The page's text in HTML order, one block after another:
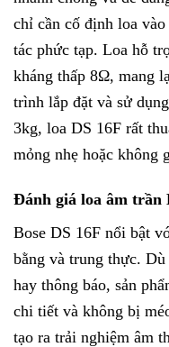
chỉ cần cố định loa
tác phức tạp. Loa hỗ
kháng thấp 8Ω, mang
trình lắp đặt và sử
3kg, loa DS 16F rất
mỏng nhẹ hoặc không
Đánh giá loa âm trần
Bose DS 16F nổi bật
bằng và trung thực.
hay thông báo, sản
chi tiết và không bị
tạo ra trải nghiệm âm